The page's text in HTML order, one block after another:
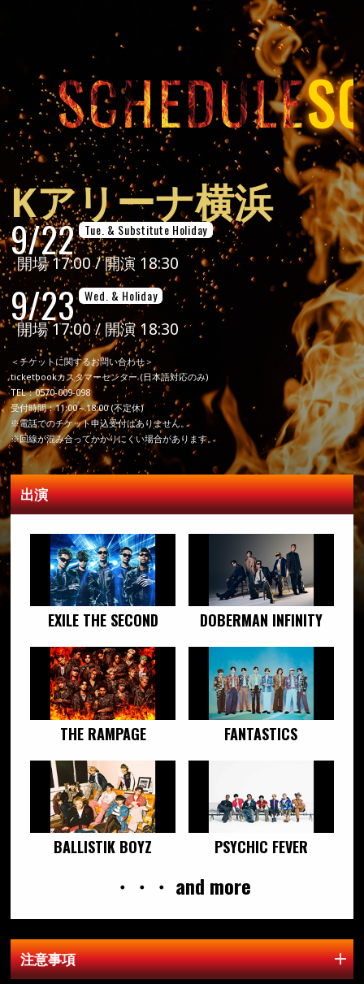
SCHEDULE
Kアリーナ横浜
9/22 Tue. & Substitute Holiday
開場 17:00 / 開演 18:30
9/23 Wed. & Holiday
開場 17:00 / 開演 18:30
＜チケットに関するお問い合わせ＞
ticketbookカスタマーセンター (日本語対応のみ)
TEL：0570-009-098
受付時間：11:00～18:00 (不定休)
※電話でのチケット申込受付はありません。
※回線が混み合ってかかりにくい場合があります。
出演
EXILE THE SECOND DOBERMAN INFINITY
THE RAMPAGE FANTASTICS
BALLISTIK BOYZ PSYCHIC FEVER
・・・ and more
注意事項